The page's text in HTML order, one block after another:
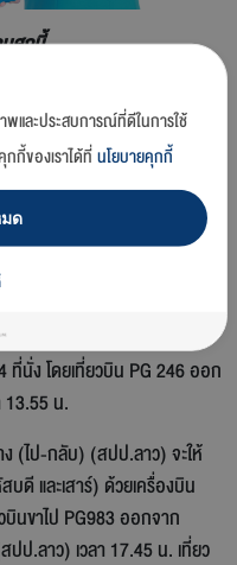
ศกนี้
บินฯ ที่ให้บริการเต็มรูปแบบ
ามประทับใจแห่งเอเชีย) เตรียม
สำรองที่นั่งได้ตั้งแต่วันนี้ และจะ
นไป
มให้บริการสัปดาห์ละ 3 เที่ยว
เมษายน 2562 เป็นต้นไป
นั่ง โดยเที่ยวบิน PG 246 ออก
13.55 น.
ง (ไป-กลับ) (สปป.ลาว) จะให้
ดี และเสาร์) ด้วยเครื่องบิน
นขาไป PG983 ออกจาก
ปป.ลาว) เวลา 17.45 น. เที่ยว
และประสบการณ์ที่ดีในการใช้
กี้ของเราได้ที่นโยบายคุกกี้
ด